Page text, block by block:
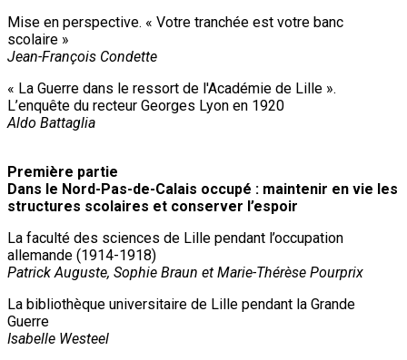
Mise en perspective. « Votre tranchée est votre banc
scolaire »
Jean-François Condette
« La Guerre dans le ressort de l'Académie de Lille ».
L’enquête du recteur Georges Lyon en 1920
Aldo Battaglia
Première partie
Dans le Nord-Pas-de-Calais occupé : maintenir en vie les
structures scolaires et conserver l’espoir
La faculté des sciences de Lille pendant l’occupation
allemande (1914-1918)
Patrick Auguste, Sophie Braun et Marie-Thérèse Pourprix
La bibliothèque universitaire de Lille pendant la Grande
Guerre
Isabelle Westeel